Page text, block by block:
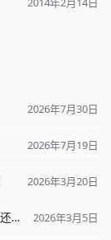
2026年7月30日
2026年7月19日
2026年3月20日
写得太好被退回？身处AI时代的中国企业，为何还在用“农业思维”搞管理？ 2026年3月5日